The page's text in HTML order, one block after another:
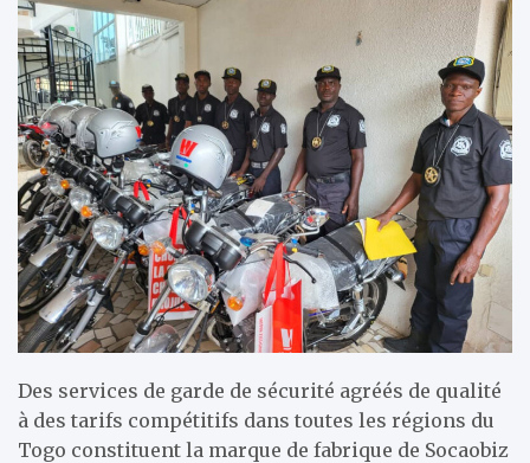
Des services de garde de sécurité agréés de qualité
à des tarifs compétitifs dans toutes les régions du
Togo constituent la marque de fabrique de Socaobiz